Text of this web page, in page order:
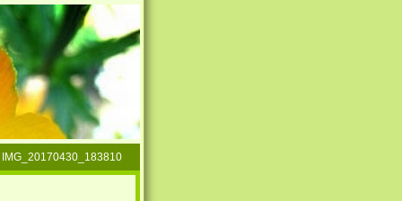
IMG_20170430_183810